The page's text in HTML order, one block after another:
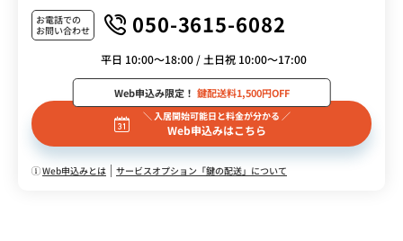
お電話での
お問い合わせ
050-3615-6082
平日 10:00～18:00 / 土日祝 10:00～17:00
＼ 入居開始可能日と料金が分かる ／
Web申込みはこちら
Web申込み限定！ 鍵配送料1,500円OFF
Web申込みとは サービスオプション「鍵の配送」について